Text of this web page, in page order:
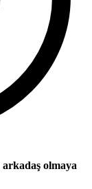
arkadaş olmaya